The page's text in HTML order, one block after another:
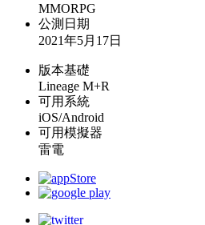
MMORPG
公測日期
2021年5月17日
版本基礎
Lineage M+R
可用系統
iOS/Android
可用模擬器
雷電